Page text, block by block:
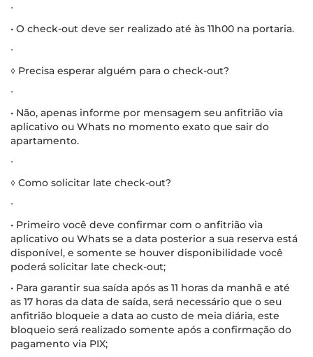
∙
• O check-out deve ser realizado até às 11h00 na portaria.
∙
◊ Precisa esperar alguém para o check-out?
∙
• Não, apenas informe por mensagem seu anfitrião via
aplicativo ou Whats no momento exato que sair do
apartamento.
∙
◊ Como solicitar late check-out?
∙
• Primeiro você deve confirmar com o anfitrião via
aplicativo ou Whats se a data posterior a sua reserva está
disponível, e somente se houver disponibilidade você
poderá solicitar late check-out;
• Para garantir sua saída após as 11 horas da manhã e até
as 17 horas da data de saída, será necessário que o seu
anfitrião bloqueie a data ao custo de meia diária, este
bloqueio será realizado somente após a confirmação do
pagamento via PIX;